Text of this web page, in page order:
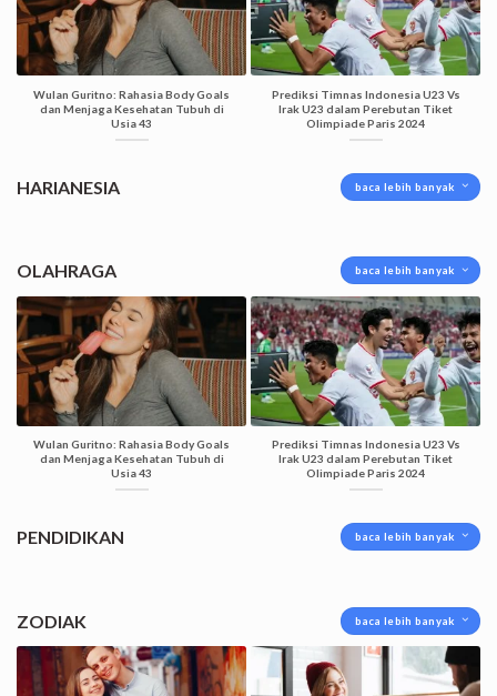
Wulan Guritno: Rahasia Body Goals
dan Menjaga Kesehatan Tubuh di
Usia 43
Prediksi Timnas Indonesia U23 Vs
Irak U23 dalam Perebutan Tiket
Olimpiade Paris 2024
HARIANESIA baca lebih banyak
OLAHRAGA baca lebih banyak
Wulan Guritno: Rahasia Body Goals
dan Menjaga Kesehatan Tubuh di
Usia 43
Prediksi Timnas Indonesia U23 Vs
Irak U23 dalam Perebutan Tiket
Olimpiade Paris 2024
PENDIDIKAN baca lebih banyak
ZODIAK baca lebih banyak